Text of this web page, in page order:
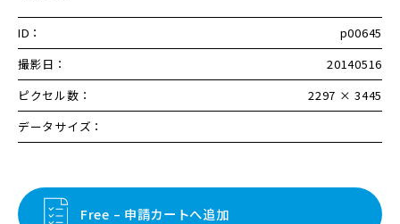
ID：
p00645
撮影日：
20140516
ピクセル数：
2297 × 3445
データサイズ：
Free – 申請カートへ追加